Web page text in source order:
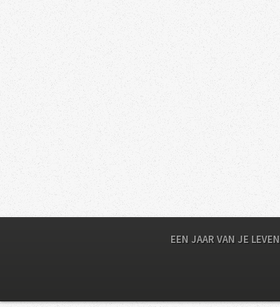
EEN JAAR VAN JE LEVEN